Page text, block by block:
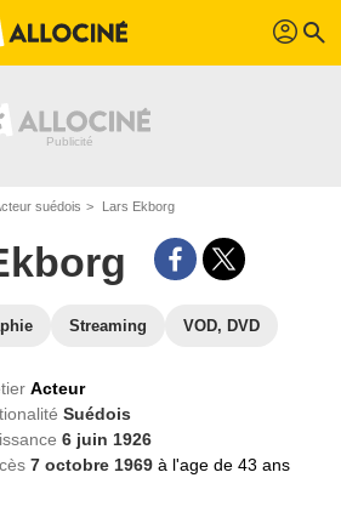
profil search
suédois Lars Ekborg
Streaming VOD, DVD
Acteur
Suédois
6 juin 1926
7 octobre 1969à l'age de 43 ans